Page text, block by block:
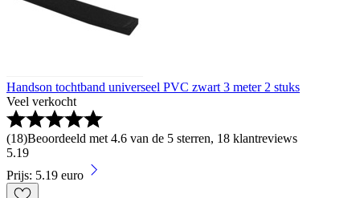
Handson tochtband universeel PVC zwart 3 meter 2 stuks
Veel verkocht
(18)Beoordeeld met 4.6 van de 5 sterren, 18 klantreviews
5.19
Prijs: 5.19 euro